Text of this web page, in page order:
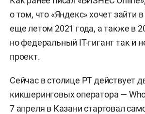
о том, что «Яндекс» хочет зайти
еще летом 2021 года, а также в
но федеральный IT-гигант так и
проект.
Сейчас в столице РТ действует
кикшеринговых оператора —
7 апреля в Казанистартовал